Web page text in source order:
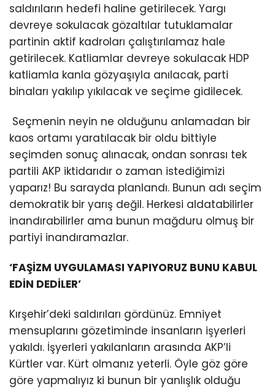
saldırıların hedefi haline getirilecek. Yargı
devreye sokulacak gözaltılar tutuklamalar
partinin aktif kadroları çalıştırılamaz hale
getirilecek. Katliamlar devreye sokulacak HDP
katliamla kanla gözyaşıyla anılacak, parti
binaları yakılıp yıkılacak ve seçime gidilecek.
Seçmenin neyin ne olduğunu anlamadan bir
kaos ortamı yaratılacak bir oldu bittiyle
seçimden sonuç alınacak, ondan sonrası tek
partili AKP iktidarıdır o zaman istediğimizi
yaparız! Bu sarayda planlandı. Bunun adı seçim
demokratik bir yarış değil. Herkesi aldatabilirler
inandırabilirler ama bunun mağduru olmuş bir
partiyi inandıramazlar.
‘FAŞİZM UYGULAMASI YAPIYORUZ BUNU KABUL
EDİN DEDİLER’
Kırşehir’deki saldırıları gördünüz. Emniyet
mensuplarını gözetiminde insanların işyerleri
yakıldı. İşyerleri yakılanların arasında AKP’li
Kürtler var. Kürt olmanız yeterli. Öyle göz göre
göre yapmalıyız ki bunun bir yanlışlık olduğu